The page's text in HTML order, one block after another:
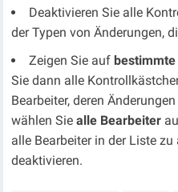
Deaktivieren Sie alle
der Typen von Änderungen,
Zeigen Sie auf
Sie dann alle
Bearbeiter, deren
wählen Siealle Bearbeiter
alle Bearbeiter in der Liste
deaktivieren.